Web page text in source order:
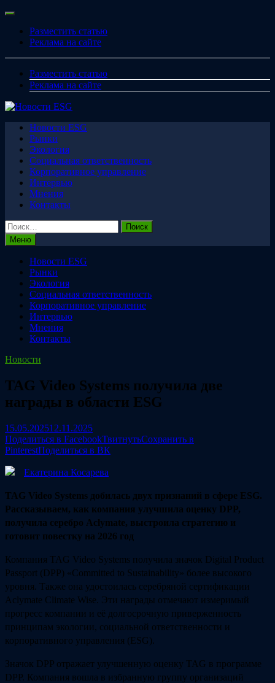
Перейти
содержимому
Меню
Разместить статью
Реклама на сайте
Разместить статью
Реклама на сайте
Новости ESG
Рынки
Экология
Социальная ответственность
Корпоративное управление
Интервью
Мнения
Контакты
Найти:
Меню
Новости ESG
Рынки
Экология
Социальная ответственность
Корпоративное управление
Интервью
Мнения
Контакты
Новости
TAG Video Systems получила две
награды в области ESG
15.05.202512.11.2025
Поделиться в FacebookТвитнутьСохранить в
PinterestПоделиться в ВК
Екатерина Косарева
TAG Video Systems добилась двух признаний в сфере ESG.
Рассказываем, как компания улучшила оценку DPP,
получила серебро Aclymate, выстроила стратегию и
готовит повестку на 2026 год
Компания TAG Video Systems получила значок Digital Product
Passport (DPP) «Committed to Sustainability» более высокого
уровня. Также она удостоилась серебряной сертификации
Aclymate Climate Wise. Эти награды отмечают измеримый
прогресс компании и её долгосрочную приверженность
принципам экологии, социальной ответственности и
корпоративного управления (ESG).
Значок DPP отражает улучшенную оценку TAG в программе
DPP. Компания вошла в избранную группу организаций